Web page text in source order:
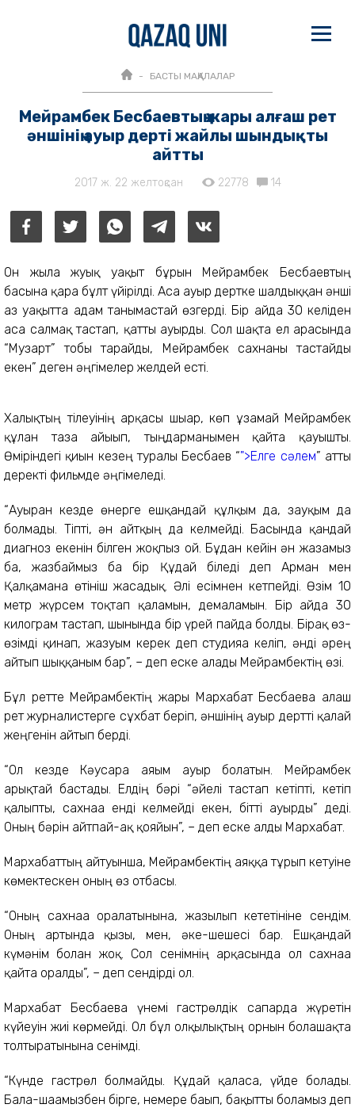
БАСТЫ МАҚАЛАЛАР
Мейрамбек Бесбаевтың жары алғаш рет
әншінің ауыр дерті жайлы шындықты
айтты
2017 ж. 22 желтоқсан 22778 14
Он жылға жуық уақыт бұрын Мейрамбек Бесбаевтың
басына қара бұлт үйірілді. Аса ауыр дертке шалдыққан әнші
аз уақытта адам танымастай өзгерді. Бір айда 30 келіден
аса салмақ тастап, қатты ауырды. Сол шақта ел арасында
“Музарт” тобы тарайды, Мейрамбек сахнаны тастайды
екен” деген әңгімелер желдей есті.
Халықтың тілеуінің арқасы шығар, көп ұзамай Мейрамбек
құлан таза айығып, тыңдарманымен қайта қауышты.
Өміріндегі қиын кезең туралы Бесбаев “">Елге сәлем” атты
деректі фильмде әңгімеледі.
“Ауырған кезде өнерге ешқандай құлқым да, зауқым да
болмады. Тіпті, ән айтқың да келмейді. Басында қандай
диагноз екенін білген жоқпыз ғой. Бұдан кейін ән жазамыз
ба, жазбаймыз ба бір Құдай біледі деп Арман мен
Қалқаманға өтініш жасадық. Әлі есімнен кетпейді. Өзім 10
метр жүрсем тоқтап қаламын, демаламын. Бір айда 30
килограм тастап, шынында бір үрей пайда болды. Бірақ өз-
өзімді қинап, жазуым керек деп студияға келіп, әнді әрең
айтып шыққаным бар”, – деп еске алады Мейрамбектің өзі.
Бұл ретте Мейрамбектің жары Мархабат Бесбаева алғаш
рет журналистерге сұхбат беріп, әншінің ауыр дертті қалай
жеңгенін айтып берді.
“Ол кезде Кәусарға аяғым ауыр болатын. Мейрамбек
арықтай бастады. Елдің бәрі “әйелі тастап кетіпті, кетіп
қалыпты, сахнаға енді келмейді екен, бітті ауырды” деді.
Оның бәрін айтпай-ақ қояйын”, – деп еске алды Мархабат.
Мархабаттың айтуынша, Мейрамбектің аяққа тұрып кетуіне
көмектескен оның өз отбасы.
“Оның сахнаға оралатынына, жазылып кететініне сендім.
Оның артында қызы, мен, әке-шешесі бар. Ешқандай
күмәнім болған жоқ. Сол сенімнің арқасында ол сахнаға
қайта оралды”, – деп сендірді ол.
Мархабат Бесбаева үнемі гастрөлдік сапарда жүретін
күйеуін жиі көрмейді. Ол бұл олқылықтың орнын болашақта
толтыратынына сенімді.
“Күнде гастрөл болмайды. Құдай қаласа, үйде болады.
Бала-шағамызбен бірге, немере бағып, бақытты боламыз деп